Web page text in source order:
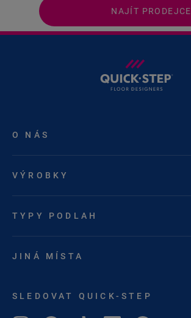
NAJÍT PRODEJCE
O NÁS
VÝROBKY
TYPY PODLAH
JINÁ MÍSTA
SLEDOVAT QUICK-STEP